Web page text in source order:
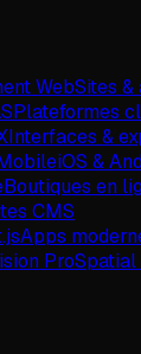
WebSites
Plateformes
Interfaces &
iOS &
Boutiques en
CMS
Apps
Pro